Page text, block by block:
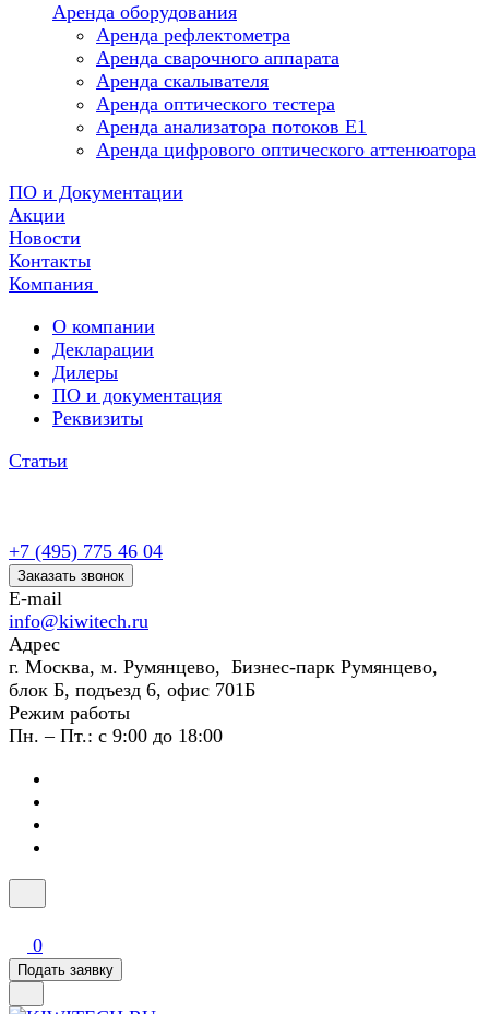
Аренда оборудования
Аренда рефлектометра
Аренда сварочного аппарата
Аренда скалывателя
Аренда оптического тестера
Аренда анализатора потоков Е1
Аренда цифрового оптического аттенюатора
ПО и Документации
Акции
Новости
Контакты
Компания
О компании
Декларации
Дилеры
ПО и документация
Реквизиты
Статьи
+7 (495) 775 46 04
Заказать звонок
E-mail
info@kiwitech.ru
Адрес
г. Москва, м. Румянцево, Бизнес-парк Румянцево,
блок Б, подъезд 6, офис 701Б
Режим работы
Пн. – Пт.: с 9:00 до 18:00
0
Подать заявку